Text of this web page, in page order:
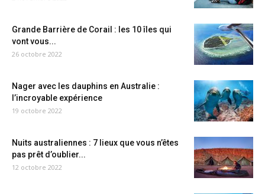
Grande Barrière de Corail : les 10 îles qui
vont vous...
26 octobre 2022
Nager avec les dauphins en Australie :
l’incroyable expérience
19 octobre 2022
Nuits australiennes : 7 lieux que vous n’êtes
pas prêt d’oublier...
12 octobre 2022